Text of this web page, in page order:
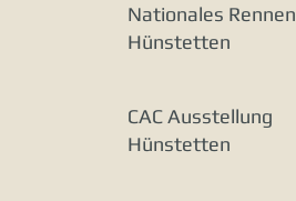
Nationales Rennen
Hünstetten
CAC Ausstellung
Hünstetten